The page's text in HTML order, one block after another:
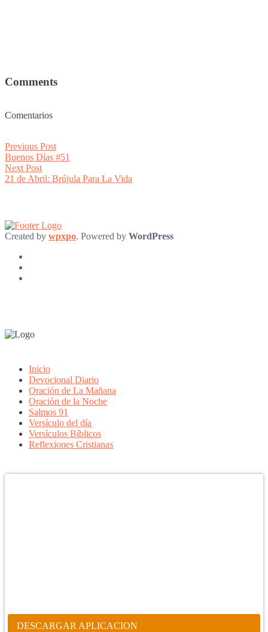
Comments
Comentarios
Post
navigation
Previous PostPrevious
post:
Buenos Días #51
Next PostNext
post:
21 de Abril: Brújula Para La Vida
Created by wpxpo. Powered by WordPress
Inicio
Devocional Diario
Oración de La Mañana
Oración de la Noche
Salmos 91
Versículo del día
Versículos Bíblicos
Reflexiones Cristianas
DESCARGAR APLICACION